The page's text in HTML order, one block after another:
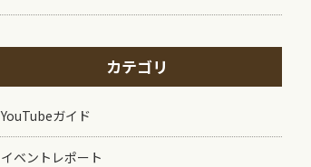
カテゴリ
YouTubeガイド
イベントレポート